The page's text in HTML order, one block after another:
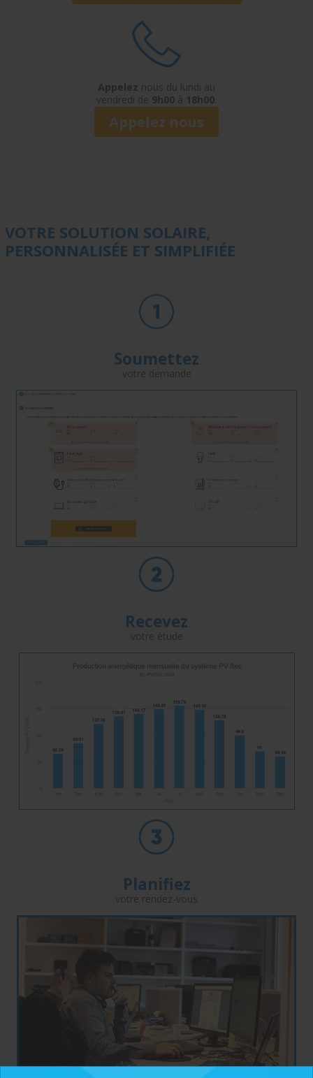
Appelez nous du lundi au
vendredi de 9h00 à 18h00
Appelez nous
VOTRE SOLUTION SOLAIRE,
PERSONNALISÉE ET SIMPLIFIÉE
Soumettez
votre demande
Recevez
votre étude
Planifiez
votre rendez-vous